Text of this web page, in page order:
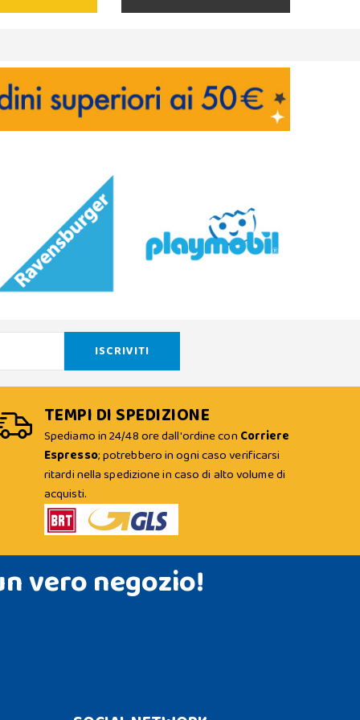
TEMPI DI SPEDIZIONE
Spediamo in 24/48 ore dall'ordine con Corriere
Espresso; potrebbero in ogni caso verificarsi
ritardi nella spedizione in caso di alto volume di
acquisti.
vero negozio!